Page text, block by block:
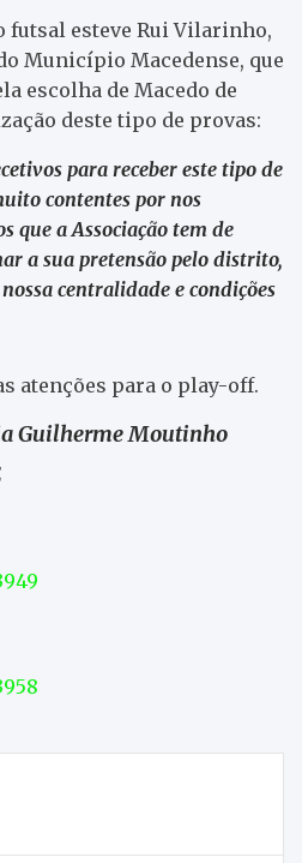
futsal esteve Rui Vilarinho,
Município Macedense, que
escolha de Macedo de
deste tipo de provas:
para receber este tipo de
contentes por nos
que a Associação tem de
a sua pretensão pelo distrito,
centralidade e condições
atenções para o play-off.
Guilherme Moutinho